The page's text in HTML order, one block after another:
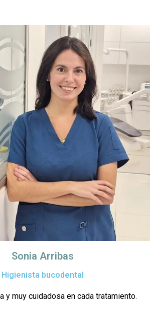
Sonia Arribas
Higienista bucodental
y muy cuidadosa en cada tratamiento.